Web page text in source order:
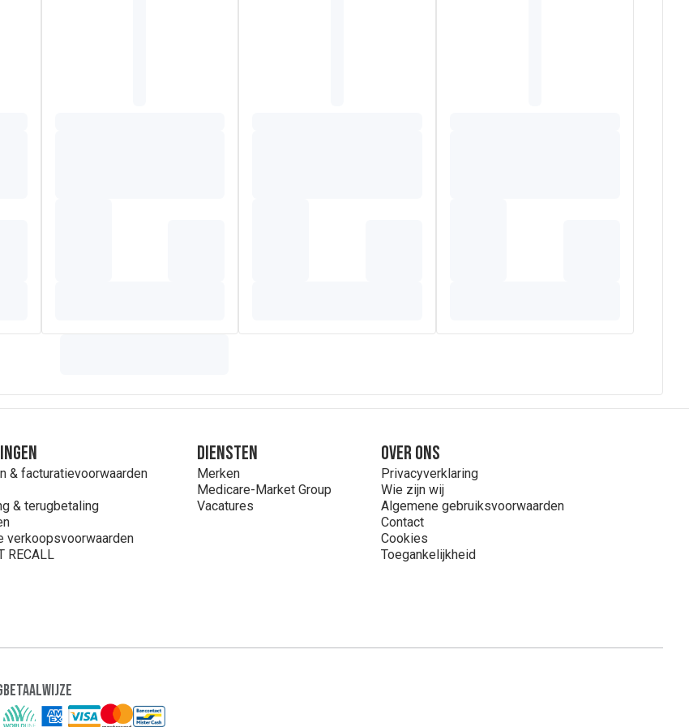
& facturatievoorwaarden
& terugbetaling
verkoopsvoorwaarden
RECALL
Diensten
Merken
Medicare-Market Group
Vacatures
Over ons
Privacyverklaring
Wie zijn wij
Algemene gebruiksvoorwaarden
Contact
Cookies
Toegankelijkheid
Betaalwijze